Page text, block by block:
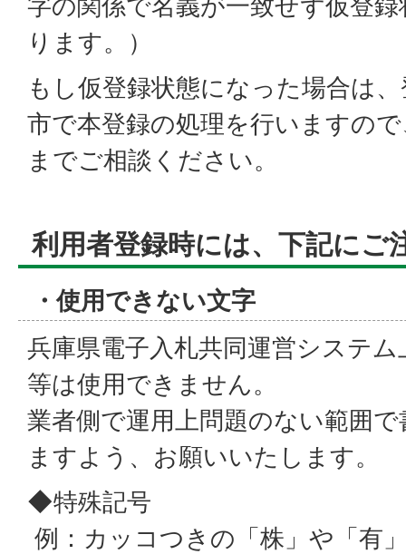
ります。）
もし仮登録状態になった場合は
市で本登録の処理を行いますの
までご相談ください。
利用者登録時には、下記にご
・使用できない文字
兵庫県電子入札共同運営システ
等は使用できません。
業者側で運用上問題のない範囲
ますよう、お願いいたします。
◆特殊記号
例：カッコつきの「株」や「有